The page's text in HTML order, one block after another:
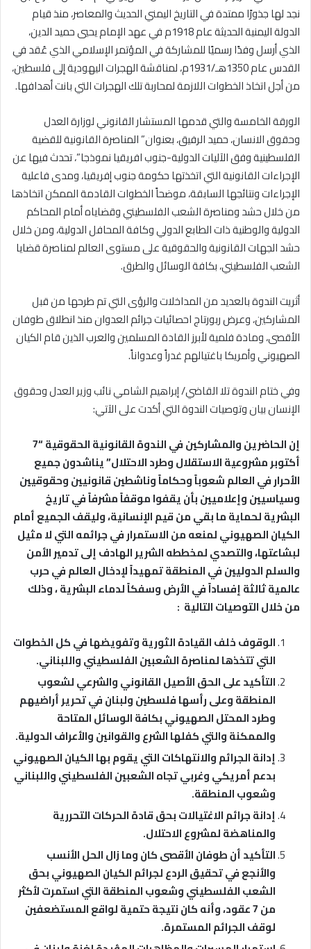
نجد لها جذورًا ممتدة في التاريخ اليمني الحديث والمعاصر، منذ قيام
الدولة اليمنية الحديثة عام 1918م في عهد الإمام يحيي حميد الدين،
الذي أرسل وفدًا رسميًا للمشاركة في المؤتمر الإسلامي الذي عُقد في
القدس عام 1350هـ/1931م، لمناقشة الهجرات اليهودية إلى فلسطين،
من أجل اتخاذ الخطوات اللازمة لمحاربة تلك الهجرات التي بانت أهدافها.
الورقة الخامسة والتي قدمها المستشار القانوني لوزارة العدل
وحقوق الانسان، حميد الرفيق، بعنوان” المناصرة القانونية للقضية
الفلسطينية وفق الآليات الدولية-جنوب افريقيا نموذجا”، تحدث فيها عن
الإجراءات القانونية التي اتخذتها حكومة جنوب إفريقيا، ومدى فاعلية
الإجراءات ونتائجها السابقة، موضحاً الخطوات القادمة الممكن اتخاذها
من خلال حشد ومناصرة الشعب الفلسطيني وقضاياه أمام المحاكم
الدولية والوطنية ذات الطابع الدولي وكافة المحافل الدولية، ومن خلال
حشد الجهات القانونية والحقوقية على مستوى العالم لمناصرة قضايا
الشعب الفلسطيني، بكافة الوسائل والطرق.
أثريت الندوة بالعديد من المداخلات والرؤى التي تم طرحها من قبل
المشاركين، وعرض ربورتاج احصائيات جرائم العدوان منذ انطلاق طوفان
الأقصى، ومادة فلمية لأبرز القادة المسلمين والعرب الذين قام الكيان
الصهيوني وأمريكا باغتيالهم غدراً وعدواناً.
وفي ختام الندوة تلا القاضي/ إبراهيم الشامي نائب وزير العدل وحقوق
الإنسان بيان وتوصيات الندوة التي أكدت على الآتي:
إن الحاضرين والمشاركين في الندوة القانونية الحقوقية “7
أكتوبر مشروعية الاستقلال وطرد الاحتلال” يناشدون جميع
الأحرار في العالم شعوباً وحكاماً وناشطين قانونيين وحقوقيين
وسياسيين وإعلاميين بأن يقفوا موقفاً مشرفاً في تاريخ
البشرية لحماية ما بقي من قيم الإنسانية، وليقف الجميع أمام
الكيان الصهيوني لمنعه من الاستمرار في جرائمه التي لا مثيل
لبشاعتها، والتصدي لمخططه الشرير الهادف إلى تدمير الأمن
والسلم الدوليين في المنطقة تمهيداً لإدخال العالم في حرب
عالمية ثالثة إفساداً في الأرض وسفكاً لدماء البشرية ، وذلك
من خلال التوصيات التالية :
الوقوف خلف القيادة الثورية وتفويضها في كل الخطوات
التي تتخذها لمناصرة الشعبين الفلسطيني واللبناني.
التأكيد على الحق الأصيل القانوني والشرعي لشعوب
المنطقة وعلى رأسها فلسطين ولبنان في تحرير أراضيهم
وطرد المحتل الصهيوني بكافة الوسائل المتاحة
والممكنة والتي كفلها الشرع والقوانين والأعراف الدولية.
إدانة الجرائم والانتهاكات التي يقوم بها الكيان الصهيوني
بدعم أمريكي وغربي تجاه الشعبين الفلسطيني واللبناني
وشعوب المنطقة.
إدانة جرائم الاغتيالات بحق قادة الحركات التحررية
والمناهضة لمشروع الاحتلال.
التأكيد أن طوفان الأقصى كان وما زال الحل الأنسب
والأنجع في تحقيق الردع لجرائم الكيان الصهيوني بحق
الشعب الفلسطيني وشعوب المنطقة التي استمرت لأكثر
من 7 عقود، وأنه كان نتيجة حتمية لواقع المستضعفين
لوقف الجرائم المستمرة.